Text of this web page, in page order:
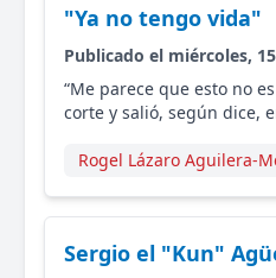
"Ya no tengo vida"
Publicado el miércoles,
“Me parece que esto no
corte y salió, según dice,
Rogel Lázaro Aguilera-
Sergio el "Kun"